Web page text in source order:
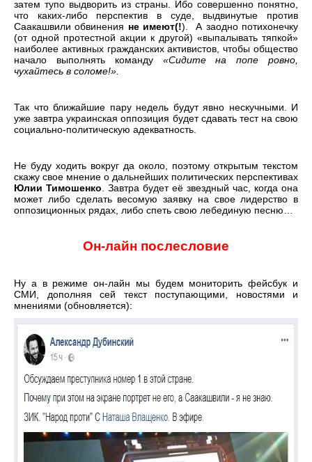
затем тупо выдворить из страны. Ибо совершенно понятно,
что каких-либо перспектив в суде, выдвинутые против
Саакашвили обвинения не имеют(!). А заодно потихонечку
(от одной протестной акции к другой) «выпалывать тяпкой»
наиболее активных гражданских активистов, чтобы общество
начало выполнять команду«Сидите на попе ровно,
чухайтесь в соломе!».
Так что ближайшие пару недель будут явно нескучными. И
уже завтра украинская оппозиция будет сдавать тест на свою
социально-политическую адекватность.
Не буду ходить вокруг да около, поэтому открытым текстом
скажу свое мнение о дальнейших политических перспективах
Юлии Тимошенко. Завтра будет её звездный час, когда она
может либо сделать весомую заявку на свое лидерство в
оппозиционных рядах, либо спеть свою лебединую песню…
Он-лайн послесловие
Ну а в режиме он-лайн мы будем мониторить фейсбук и
СМИ, дополняя сей текст поступающими, новостями и
мнениями (обновляется):